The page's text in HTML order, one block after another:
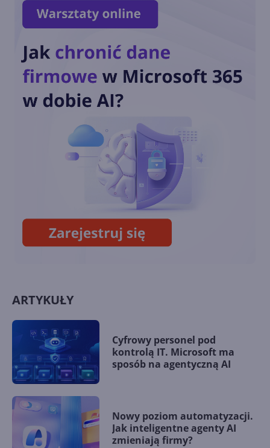
Podgląd miniatur PDF i
bogatszy edytor w Skype
Insider 8.112
Transmitowanie z dwóch
8.110.76.102
Ulepszone wiadomości
systemowe połączeń Skype
(8.108)
ARTYKUŁY
Cyfrowy personel pod
kontrolą IT. Microsoft ma
sposób na agentyczną AI
Nowy poziom automatyzacji.
Jak inteligentne agenty AI
zmieniają firmy?